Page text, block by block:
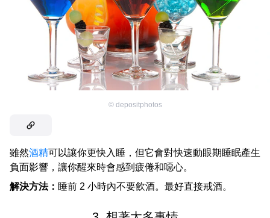
© depositphotos
雖然酒精可以讓你更快入睡，但它會對快速動眼期睡眠產生
負面影響，讓你醒來時會感到疲倦和噁心。
解決方法： 睡前 2 小時內不要飲酒。最好直接戒酒。